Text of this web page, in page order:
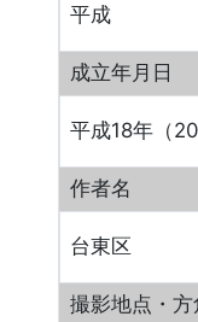
平成
成立年月日
平成18年（
作者名
台東区
撮影地点・方